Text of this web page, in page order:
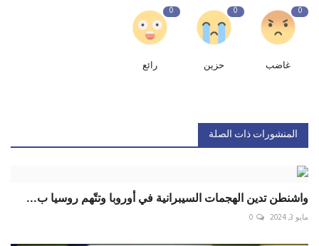
0
غاضب
0
حزين
0
رائع
المنشورات ذات الصلة
واشنطن تدين الهجمات السيبرانية في أوروبا وتتّهم روسيا ب...
مايو 3, 2024 0